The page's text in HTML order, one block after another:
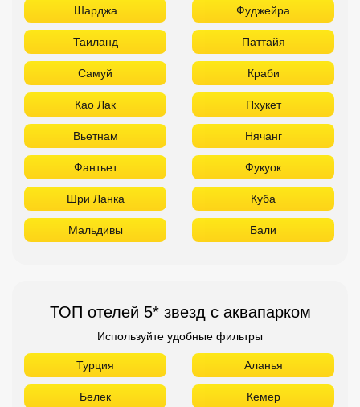
Шарджа Фуджейра
Таиланд Паттайя
Самуй Краби
Као Лак Пхукет
Вьетнам Нячанг
Фантьет Фукуок
Шри Ланка Куба
Мальдивы Бали
ТОП отелей 5* звезд с аквапарком
Используйте удобные фильтры
Турция Аланья
Белек Кемер